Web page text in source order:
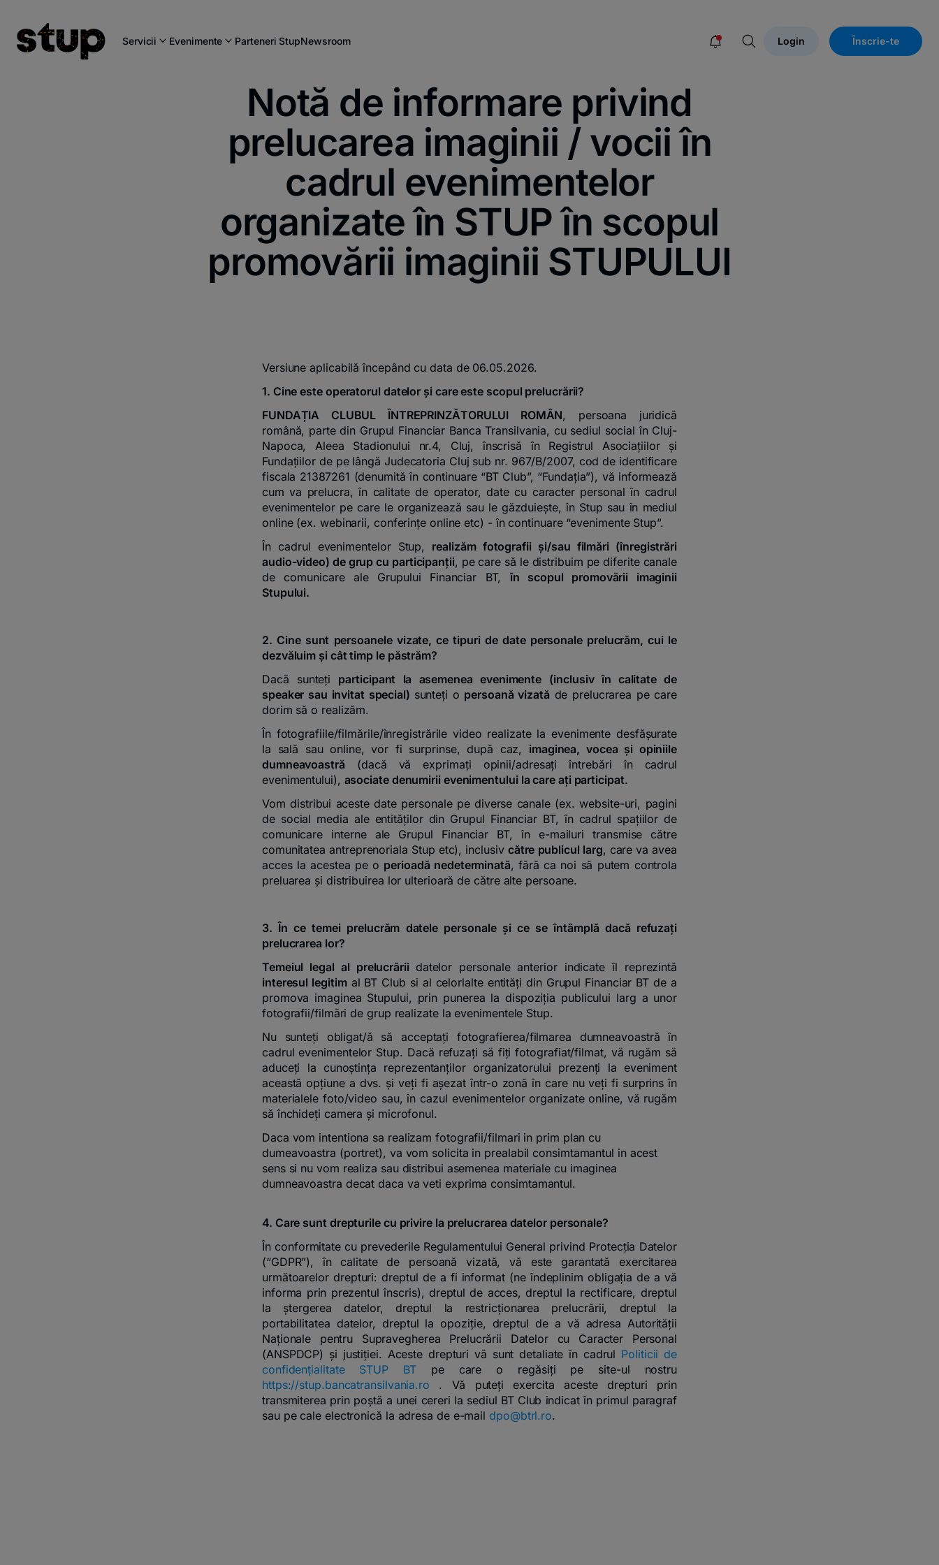
Servicii Evenimente Parteneri StupNewsroom Login Înscrie-te
Notă de informare privind
prelucarea imaginii / vocii în
cadrul evenimentelor
organizate în STUP în scopul
promovării imaginii STUPULUI
Versiune aplicabilă începând cu data de 06.05.2026.
1. Cine este operatorul datelor și care este scopul prelucrării?
FUNDAȚIA CLUBUL ÎNTREPRINZĂTORULUI ROMÂN, persoana juridică
română, parte din Grupul Financiar Banca Transilvania, cu sediul social în Cluj-
Napoca, Aleea Stadionului nr.4, Cluj, înscrisă în Registrul Asociațiilor și
Fundațiilor de pe lângă Judecatoria Cluj sub nr. 967/B/2007, cod de identificare
fiscala 21387261 (denumită în continuare “BT Club”, “Fundația”), vă informează
cum va prelucra, în calitate de operator, date cu caracter personal în cadrul
evenimentelor pe care le organizează sau le găzduiește, în Stup sau în mediul
online (ex. webinarii, conferințe online etc) - în continuare “evenimente Stup”.
În cadrul evenimentelor Stup, realizăm fotografii și/sau filmări (înregistrări
audio-video) de grup cu participanții, pe care să le distribuim pe diferite canale
de comunicare ale Grupului Financiar BT,în scopul promovării imaginii
Stupului.
2. Cine sunt persoanele vizate, ce tipuri de date personale prelucrăm, cui le
dezvăluim și cât timp le păstrăm?
Dacă sunteți participant la asemenea evenimente (inclusiv în calitate de
speaker sau invitat special) sunteți o persoană vizată de prelucrarea pe care
dorim să o realizăm.
În fotografiile/filmările/înregistrările video realizate la evenimente desfășurate
la sală sau online, vor fi surprinse, după caz, imaginea, vocea și opiniile
dumneavoastră (dacă vă exprimați opinii/adresați întrebări în cadrul
evenimentului), asociate denumirii evenimentului la care ați participat.
Vom distribui aceste date personale pe diverse canale (ex. website-uri, pagini
de social media ale entităților din Grupul Financiar BT, în cadrul spațiilor de
comunicare interne ale Grupul Financiar BT, în e-mailuri transmise către
comunitatea antreprenoriala Stup etc), inclusiv către publicul larg, care va avea
acces la acestea pe o perioadă nedeterminată, fără ca noi să putem controla
preluarea și distribuirea lor ulterioară de către alte persoane.
3. În ce temei prelucrăm datele personale și ce se întâmplă dacă refuzați
prelucrarea lor?
Temeiul legal al prelucrării datelor personale anterior indicate îl reprezintă
interesul legitimal BT Club si al celorlalte entități din Grupul Financiar BT de a
promova imaginea Stupului, prin punerea la dispoziția publicului larg a unor
fotografii/filmări de grup realizate la evenimentele Stup.
Nu sunteți obligat/ă să acceptați fotografierea/filmarea dumneavoastră în
cadrul evenimentelor Stup. Dacă refuzați să fiți fotografiat/filmat, vă rugăm să
aduceți la cunoștința reprezentanților organizatorului prezenți la eveniment
această opțiune a dvs. și veți fi așezat într-o zonă în care nu veți fi surprins în
materialele foto/video sau, în cazul evenimentelor organizate online, vă rugăm
să închideți camera și microfonul.
Daca vom intentiona sa realizam fotografii/filmari in prim plan cu
dumeavoastra (portret), va vom solicita in prealabil consimtamantul in acest
sens si nu vom realiza sau distribui asemenea materiale cu imaginea
dumneavoastra decat daca va veti exprima consimtamantul.
4. Care sunt drepturile cu privire la prelucrarea datelor personale?
În conformitate cu prevederile Regulamentului General privind Protecția Datelor
(“GDPR”), în calitate de persoană vizată, vă este garantată exercitarea
următoarelor drepturi: dreptul de a fi informat (ne îndeplinim obligația de a vă
informa prin prezentul înscris), dreptul de acces, dreptul la rectificare, dreptul
la ștergerea datelor, dreptul la restricționarea prelucrării, dreptul la
portabilitatea datelor, dreptul la opoziție, dreptul de a vă adresa Autorității
Naționale pentru Supravegherea Prelucrării Datelor cu Caracter Personal
(ANSPDCP) și justiției. Aceste drepturi vă sunt detaliate în cadrul Politicii de
confidențialitate STUP BTpe care o regăsiți pe site-ul nostru
https://stup.bancatransilvania.ro . Vă puteți exercita aceste drepturi prin
transmiterea prin poștă a unei cereri la sediul BT Club indicat în primul paragraf
sau pe cale electronică la adresa de e-mail dpo@btrl.ro.